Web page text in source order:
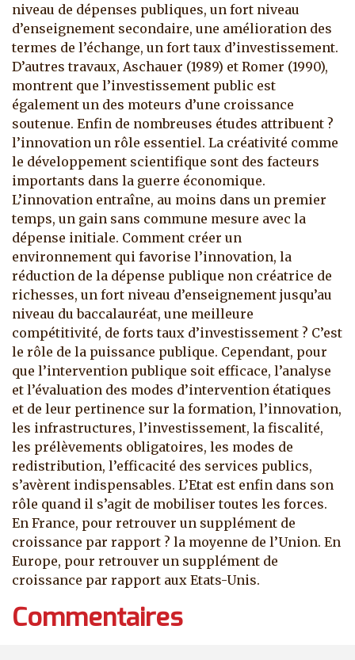
niveau de dépenses publiques, un fort niveau
d’enseignement secondaire, une amélioration des
termes de l’échange, un fort taux d’investissement.
D’autres travaux, Aschauer (1989) et Romer (1990),
montrent que l’investissement public est
également un des moteurs d’une croissance
soutenue. Enfin de nombreuses études attribuent ?
l’innovation un rôle essentiel. La créativité comme
le développement scientifique sont des facteurs
importants dans la guerre économique.
L’innovation entraîne, au moins dans un premier
temps, un gain sans commune mesure avec la
dépense initiale. Comment créer un
environnement qui favorise l’innovation, la
réduction de la dépense publique non créatrice de
richesses, un fort niveau d’enseignement jusqu’au
niveau du baccalauréat, une meilleure
compétitivité, de forts taux d’investissement ? C’est
le rôle de la puissance publique. Cependant, pour
que l’intervention publique soit efficace, l’analyse
et l’évaluation des modes d’intervention étatiques
et de leur pertinence sur la formation, l’innovation,
les infrastructures, l’investissement, la fiscalité,
les prélèvements obligatoires, les modes de
redistribution, l’efficacité des services publics,
s’avèrent indispensables. L’Etat est enfin dans son
rôle quand il s’agit de mobiliser toutes les forces.
En France, pour retrouver un supplément de
croissance par rapport ? la moyenne de l’Union. En
Europe, pour retrouver un supplément de
croissance par rapport aux Etats-Unis.
Commentaires